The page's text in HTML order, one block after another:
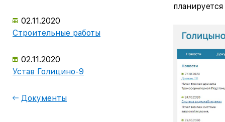
02.11.2020
Строительные работы
02.11.2020
Устав Голицино-9
Документы